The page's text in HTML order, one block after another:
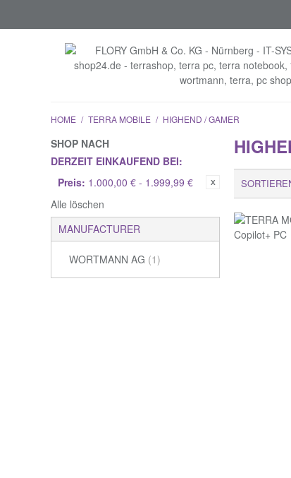
HOME / TERRA MOBILE / HIGHEND / GAMER
SHOP NACH
DERZEIT EINKAUFEND BEI:
Preis: 1.000,00 € - 1.999,99 €
Alle löschen
MANUFACTURER
WORTMANN AG (1)